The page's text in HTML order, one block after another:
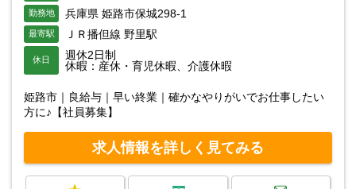
勤務地 兵庫県 姫路市保城298-1
最寄駅 ＪＲ播但線 野里駅
休日
週休2日制
休暇：産休・育児休暇、介護休暇
姫路市｜良給与｜早い終業｜確かなやりがいでお仕事したい
方に♪【社員募集】
求人情報を詳しく見てみる